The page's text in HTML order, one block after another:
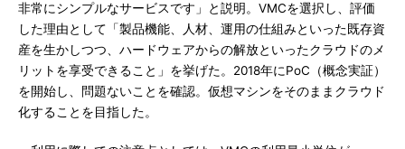
非常にシンプルなサービスです」と説明。VMCを選択し、評価
した理由として「製品機能、人材、運用の仕組みといった既存資
産を生かしつつ、ハードウェアからの解放といったクラウドのメ
リットを享受できること」を挙げた。2018年にPoC（概念実証）
を開始し、問題ないことを確認。仮想マシンをそのままクラウド
化することを目指した。